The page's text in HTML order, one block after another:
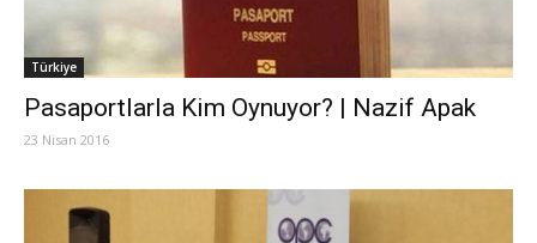
Türkiye
Pasaportlarla Kim Oynuyor? | Nazif Apak
23 Nisan 2016